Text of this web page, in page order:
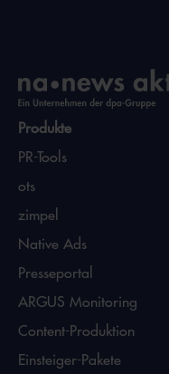
Produkte
PR-Tools
ots
zimpel
Native Ads
Presseportal
ARGUS Monitoring
Content-Produktion
Einsteiger-Pakete